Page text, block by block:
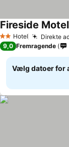
2 Stjerner
Hotel Direkte
Fireside Motel
9,0 Fremragende
Vælg datoer for